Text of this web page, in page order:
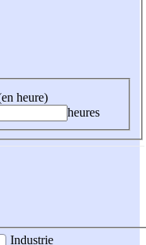
heure)
heures
Industrie